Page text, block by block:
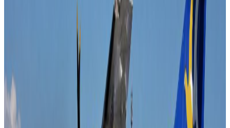
महिनामा तीन करोड ३४ लाख जनाभन्दा धेरै विदेशी पर्यटकले भ्रमण
गरेका जानकारि गराएको थियो । योसँगै नेपालको पर्यटन विकास बारे
नयाँ बहस सुरु भएको हो ।
टर्कीमा अघिल्लो वर्षको तुलनामा १३ दशमलव ९५ प्रतिशतले
पर्यटकको संख्या बृद्धी हुँदा अथाह सम्पदा भएको नेपालमा किन
पर्यटक आकर्षित गर्न सकिएन, सरकार अनि पर्यटक क्षेत्रका
सरोकारवालाहरु के गरिरहेका छन् ? प्रश्न उठ्ने गरेको छ । टर्कीमा